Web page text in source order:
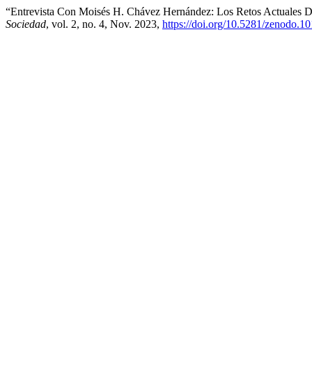
“Entrevista Con Moisés H. Chávez Hernández: Los Retos
Sociedad, vol. 2, no. 4, Nov. 2023, https://doi.org/10.5281/